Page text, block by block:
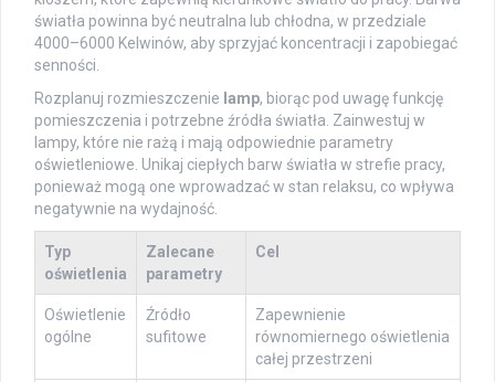
światła powinna być neutralna lub chłodna, w przedziale
4000–6000 Kelwinów, aby sprzyjać koncentracji i zapobiegać
senności.
Rozplanuj rozmieszczenie lamp, biorąc pod uwagę funkcję
pomieszczenia i potrzebne źródła światła. Zainwestuj w
lampy, które nie rażą i mają odpowiednie parametry
oświetleniowe. Unikaj ciepłych barw światła w strefie pracy,
ponieważ mogą one wprowadzać w stan relaksu, co wpływa
negatywnie na wydajność.
Typ
oświetlenia
Zalecane
parametry
Cel
Oświetlenie
ogólne
Źródło
sufitowe
Zapewnienie
równomiernego oświetlenia
całej przestrzeni